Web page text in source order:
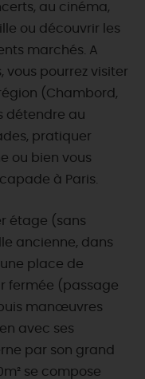
au cinéma,
ou découvrir les
marchés. A
vous pourrez visiter
(Chambord,
détendre au
pratiquer
ou bien vous
à Paris.
étage (sans
ancienne, dans
place de
fermée (passage
manœuvres
avec ses
par son grand
se compose